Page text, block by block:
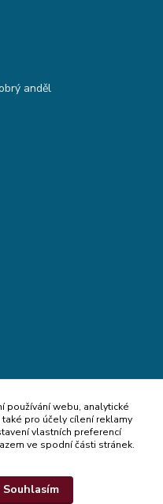
anděl
používání webu, analytické
pro účely cílení reklamy
vlastních preferencí
ve spodní části stránek.
Souhlasím